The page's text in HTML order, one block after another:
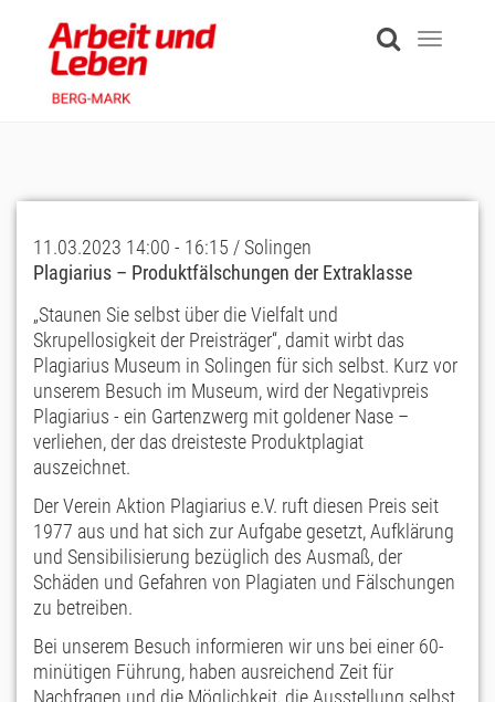
content
Toggle
11.03.2023 14:00 - 16:15 / Solingen
Plagiarius – Produktfälschungen der Extraklasse
„Staunen Sie selbst über die Vielfalt und
Skrupellosigkeit der Preisträger“, damit wirbt das
Plagiarius Museum in Solingen für sich selbst. Kurz vor
unserem Besuch im Museum, wird der Negativpreis
Plagiarius - ein Gartenzwerg mit goldener Nase –
verliehen, der das dreisteste Produktplagiat
auszeichnet.
Der Verein Aktion Plagiarius e.V. ruft diesen Preis seit
1977 aus und hat sich zur Aufgabe gesetzt, Aufklärung
und Sensibilisierung bezüglich des Ausmaß, der
Schäden und Gefahren von Plagiaten und Fälschungen
zu betreiben.
Bei unserem Besuch informieren wir uns bei einer 60-
minütigen Führung, haben ausreichend Zeit für
Nachfragen und die Möglichkeit, die Ausstellung selbst